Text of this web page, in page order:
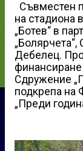
Съвместен
на стадиона
„Ботев“ в
Дебелец.
финансиране
Сдружение
подкрепа на
„Преди